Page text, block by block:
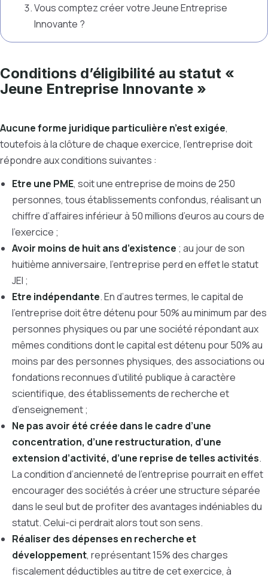
Vous comptez créer votre Jeune Entreprise
Innovante ?
Conditions d’éligibilité au statut «
Jeune Entreprise Innovante »
Aucune forme juridique particulière n’est exigée,
toutefois à la clôture de chaque exercice, l’entreprise doit
répondre aux conditions suivantes :
Etre une PME, soit une entreprise de moins de 250
personnes, tous établissements confondus, réalisant un
chiffre d’affaires inférieur à 50 millions d’euros au cours de
l’exercice ;
Avoir moins de huit ans d’existence ; au jour de son
huitième anniversaire, l’entreprise perd en effet le statut
JEI ;
Etre indépendante. En d’autres termes, le capital de
l’entreprise doit être détenu pour 50% au minimum par des
personnes physiques ou par une société répondant aux
mêmes conditions dont le capital est détenu pour 50% au
moins par des personnes physiques, des associations ou
fondations reconnues d’utilité publique à caractère
scientifique, des établissements de recherche et
d’enseignement ;
Ne pas avoir été créée dans le cadre d’une
concentration, d’une restructuration, d’une
extension d’activité, d’une reprise de telles activités.
La condition d’ancienneté de l’entreprise pourrait en effet
encourager des sociétés à créer une structure séparée
dans le seul but de profiter des avantages indéniables du
statut. Celui-ci perdrait alors tout son sens.
Réaliser des dépenses en recherche et
développement, représentant 15% des charges
fiscalement déductibles au titre de cet exercice, à